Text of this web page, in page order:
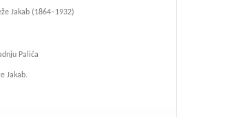
Jakab (1864–1932)
Palića
Jakab.